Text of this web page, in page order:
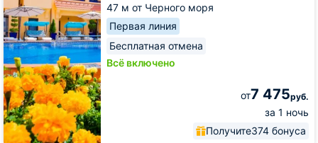
47 м от Черного моря
Первая линия
Бесплатная отмена
Всё включено
от7 475руб.
за 1 ночь
Получите374 бонуса